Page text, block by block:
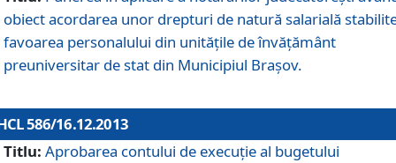
obiect acordarea unor drepturi de natură salarială
favoarea personalului din unităţile de învăţământ
preuniversitar de stat din Municipiul Braşov.
586/16.12.2013
Titlu: Aprobarea contului de execuţie al bugetului